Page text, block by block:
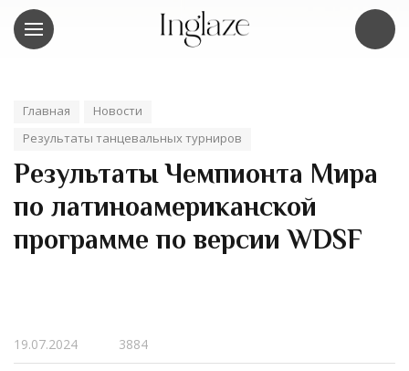
Главная
Новости
Результаты танцевальных турниров
Результаты Чемпионта Мира
по латиноамериканской
программе по версии WDSF
19.07.2024 3884